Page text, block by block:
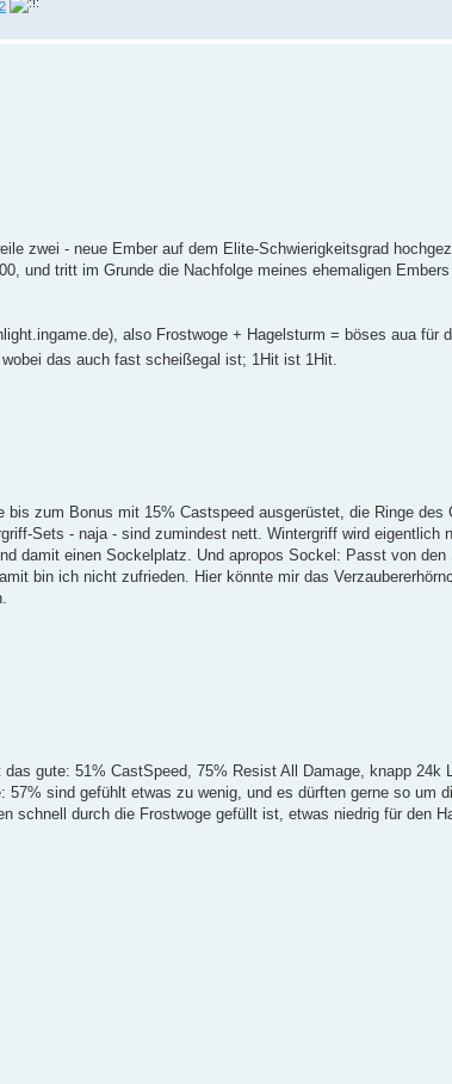
zwei - neue Ember auf dem Elite-Schwierigkeitsgrad
und tritt im Grunde die Nachfolge meines ehemaligen
also Frostwoge + Hagelsturm = böses aua für
das auch fast scheißegal ist; 1Hit ist 1Hit.
zum Bonus mit 15% Castspeed ausgerüstet, die Ringe des
Sets - naja - sind zumindest nett. Wintergriff wird eigentlich
damit einen Sockelplatz. Und apropos Sockel: Passt von den
bin ich nicht zufrieden. Hier könnte mir das
gute: 51% CastSpeed, 75% Resist All Damage, knapp 24k
sind gefühlt etwas zu wenig, und es dürften gerne so um
schnell durch die Frostwoge gefüllt ist, etwas niedrig für den